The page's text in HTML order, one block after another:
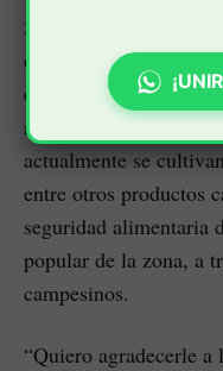
2023 entregó la finca
del País con el fin de
de familias
reconciliación y paz.
actualmente se
entre otros productos
seguridad alimentaria
popular de la zona, a
campesinos.
“Quiero agradecerle